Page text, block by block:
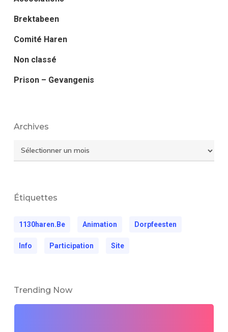
Brektabeen
Comité Haren
Non classé
Prison – Gevangenis
Archives
Archives
Étiquettes
1130haren.be Animation Dorpfeesten
Info Participation Site
Trending Now